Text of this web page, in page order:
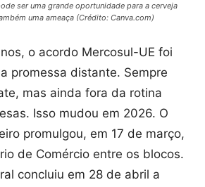
ser uma grande oportunidade para a cerveja
uma ameaça (Crédito: Canva.com)
o acordo Mercosul-UE foi
promessa distante. Sempre
mas ainda fora da rotina
Isso mudou em 2026. O
promulgou, em 17 de março,
de Comércio entre os blocos.
concluiu em 28 de abril a